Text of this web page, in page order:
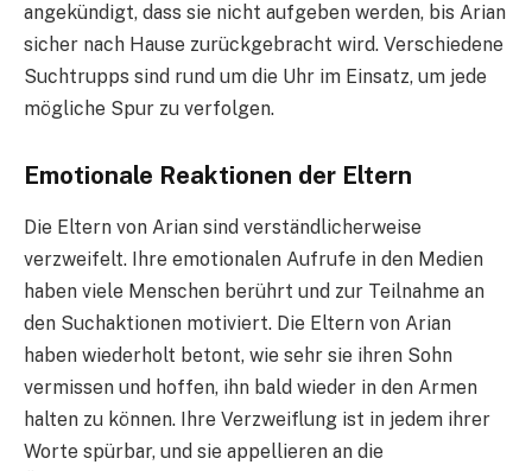
angekündigt, dass sie nicht aufgeben werden, bis Arian
sicher nach Hause zurückgebracht wird. Verschiedene
Suchtrupps sind rund um die Uhr im Einsatz, um jede
mögliche Spur zu verfolgen.
Emotionale Reaktionen der Eltern
Die Eltern von Arian sind verständlicherweise
verzweifelt. Ihre emotionalen Aufrufe in den Medien
haben viele Menschen berührt und zur Teilnahme an
den Suchaktionen motiviert. Die Eltern von Arian
haben wiederholt betont, wie sehr sie ihren Sohn
vermissen und hoffen, ihn bald wieder in den Armen
halten zu können. Ihre Verzweiflung ist in jedem ihrer
Worte spürbar, und sie appellieren an die